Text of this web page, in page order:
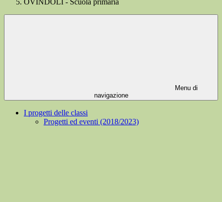
OVINDOLI - Scuola primaria
Menu di
navigazione
I progetti delle classi
Progetti ed eventi (2018/2023)